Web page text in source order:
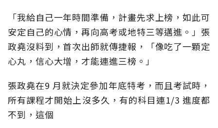
「我給自己一年時間準備，計畫先求上榜，如此可
安定自己的心情，再向高考或地特三等邁進。」張
政堯沒料到，首次出師就傳捷報，「像吃了一顆定
心丸，信心大增，才能連進三榜。」
張政堯在9 月就決定參加年底特考，而且考試時，
所有課程才開始上沒多久，有的科目連1/3 進度都
不到，這個